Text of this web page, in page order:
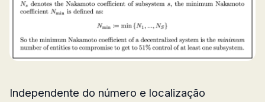
Independente do número e localização